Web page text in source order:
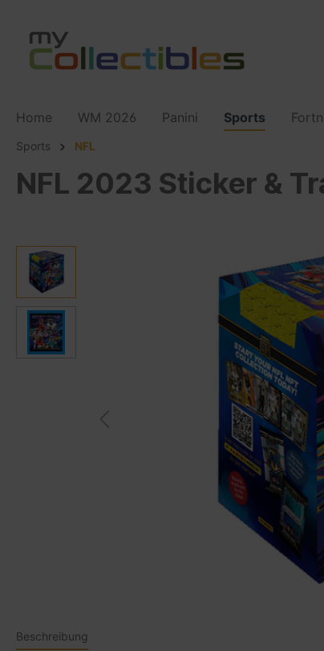
Home WM 2026 Panini Sports
Sports NFL
NFL 2023 Sticker &
Beschreibung